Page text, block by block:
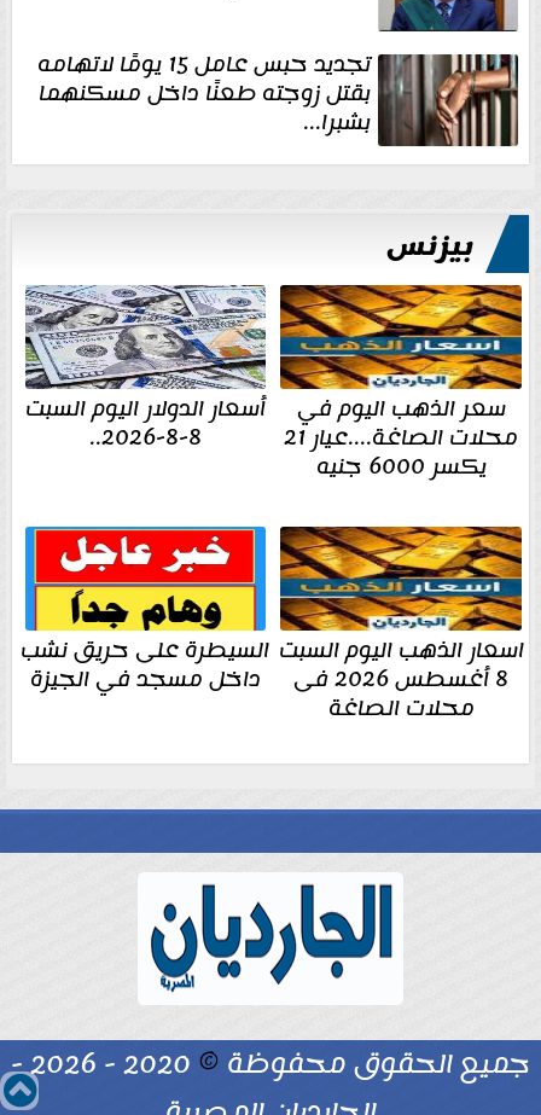
تجديد حبس عامل 15 يومًا لاتهامه
بقتل زوجته طعنًا داخل مسكنهما
بشبرا...
بيزنس
سعر الذهب اليوم في
محلات الصاغة....عيار 21
يكسر 6000 جنيه
أسعار الدولار اليوم السبت
8-8-2026..
اسعار الذهب اليوم السبت
8 أغسطس 2026 فى
محلات الصاغة
السيطرة على حريق نشب
داخل مسجد في الجيزة
جميع الحقوق محفوظة ©
2020 - 2026 -